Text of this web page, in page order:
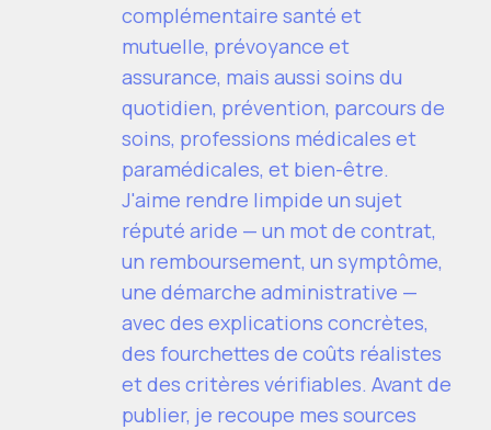
complémentaire santé et
mutuelle, prévoyance et
assurance, mais aussi soins du
quotidien, prévention, parcours de
soins, professions médicales et
paramédicales, et bien-être.
J'aime rendre limpide un sujet
réputé aride — un mot de contrat,
un remboursement, un symptôme,
une démarche administrative —
avec des explications concrètes,
des fourchettes de coûts réalistes
et des critères vérifiables. Avant de
publier, je recoupe mes sources